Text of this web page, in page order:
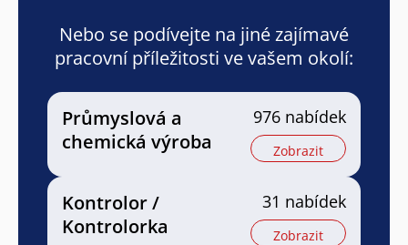
Nebo se podívejte na jiné zajímavé
pracovní příležitosti ve vašem okolí:
Průmyslová a
chemická výroba
976 nabídek
Zobrazit
Kontrolor /
Kontrolorka
31 nabídek
Zobrazit